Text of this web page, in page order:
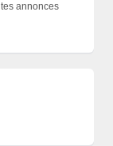
annonces